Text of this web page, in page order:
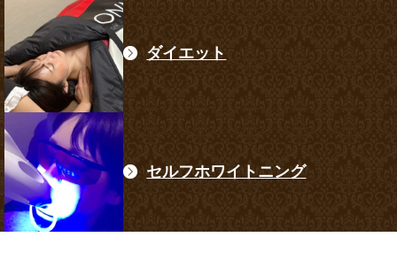
ダイエット
セルフホワイトニング